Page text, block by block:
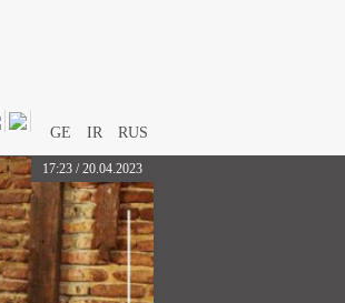
GE IR RUS
17:23 / 20.04.2023